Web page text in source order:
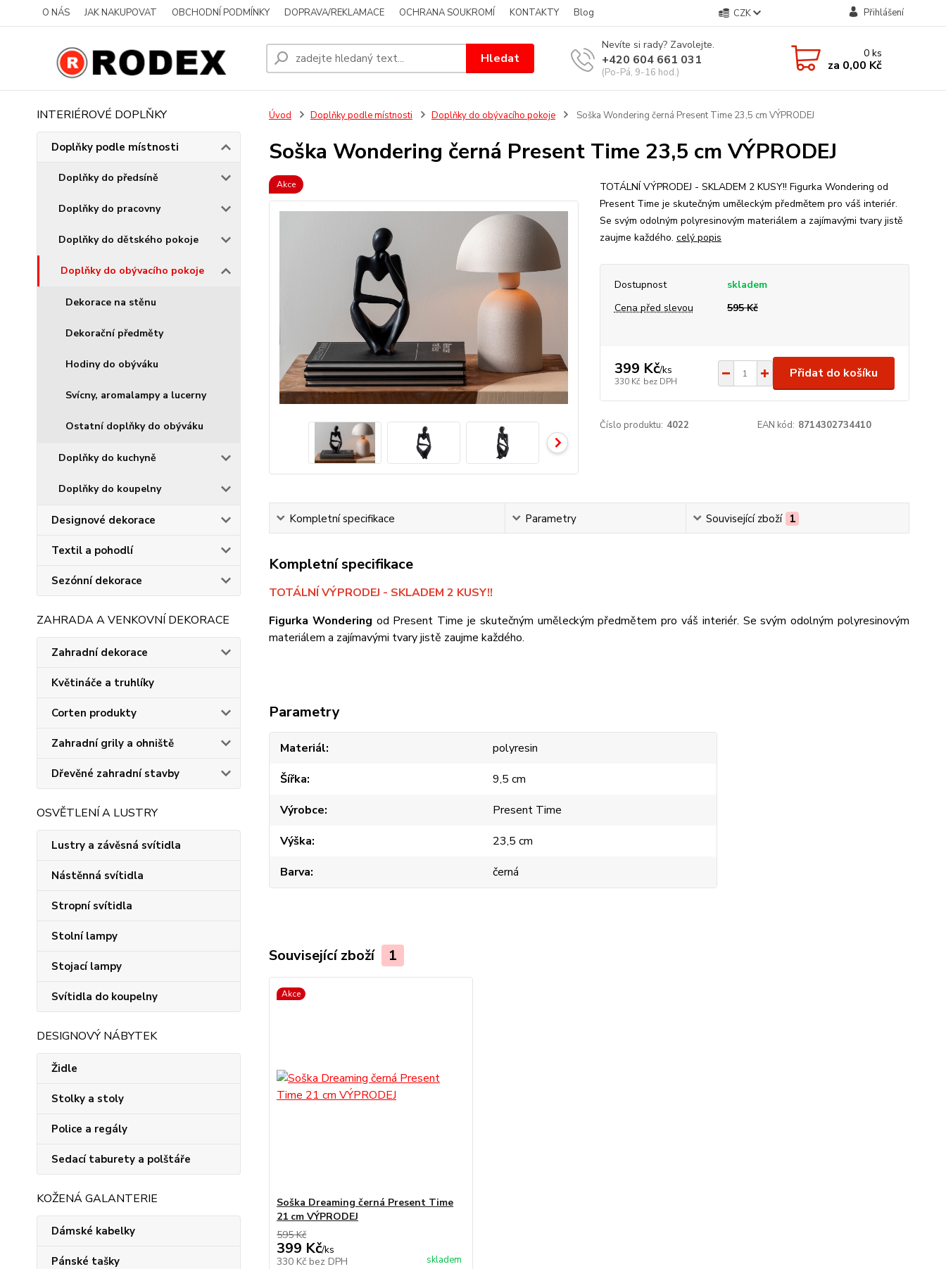
O NÁS JAK NAKUPOVAT OBCHODNÍ PODMÍNKY DOPRAVA/REKLAMACE OCHRANA SOUKROMÍ KONTAKTY Blog CZK Přihlášení
Hledat
Nevíte si rady? Zavolejte.
+420 604 661 031
(Po-Pá, 9-16 hod.)
0ks
za 0,00 Kč
INTERIÉROVÉ DOPLŇKY
Doplňky podle místnosti
Doplňky do předsíně
Doplňky do pracovny
Doplňky do dětského pokoje
Doplňky do obývacího pokoje
Dekorace na stěnu
Dekorační předměty
Hodiny do obýváku
Svícny, aromalampy a lucerny
Ostatní doplňky do obýváku
Doplňky do kuchyně
Doplňky do koupelny
Designové dekorace
Textil a pohodlí
Sezónní dekorace
ZAHRADA A VENKOVNÍ DEKORACE
Zahradní dekorace
Květináče a truhlíky
Corten produkty
Zahradní grily a ohniště
Dřevěné zahradní stavby
OSVĚTLENÍ A LUSTRY
Lustry a závěsná svítidla
Nástěnná svítidla
Stropní svítidla
Stolní lampy
Stojací lampy
Svítidla do koupelny
DESIGNOVÝ NÁBYTEK
Židle
Stolky a stoly
Police a regály
Sedací taburety a polštáře
KOŽENÁ GALANTERIE
Dámské kabelky
Pánské tašky
Úvod Doplňky podle místnosti Doplňky do obývacího pokoje Soška Wondering černá Present Time 23,5 cm VÝPRODEJ
Soška Wondering černá Present Time 23,5 cm VÝPRODEJ
Akce
TOTÁLNÍ VÝPRODEJ - SKLADEM 2 KUSY!! Figurka Wondering od
Present Time je skutečným uměleckým předmětem pro váš interiér.
Se svým odolným polyresinovým materiálem a zajímavými tvary jistě
zaujme každého. celý popis
Dostupnost
skladem
Cena před slevou
595 Kč
399 Kč/ks
330 Kč bez DPH
Přidat do košíku
Číslo produktu: 4022 EAN kód: 8714302734410
Kompletní specifikace Parametry Související zboží 1
Kompletní specifikace
TOTÁLNÍ VÝPRODEJ - SKLADEM 2 KUSY!!
Figurka Wondering od Present Time je skutečným uměleckým předmětem pro váš interiér. Se svým odolným polyresinovým
materiálem a zajímavými tvary jistě zaujme každého.
Parametry
Materiál
polyresin
Šířka
9,5 cm
Výrobce
Present Time
Výška
23,5 cm
Barva
černá
Související zboží 1
Akce
Soška Dreaming černá Present Time
21 cm VÝPRODEJ
595 Kč
399 Kč/ks
330 Kč bez DPH skladem